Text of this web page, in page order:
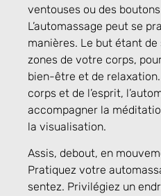
ventouses ou des boutons
L’automassage peut se
manières. Le but étant
zones de votre corps,
bien-être et de relaxation.
corps et de l’esprit,
accompagner la
la visualisation.
Assis, debout, en
Pratiquez votre
sentez. Privilégiez un